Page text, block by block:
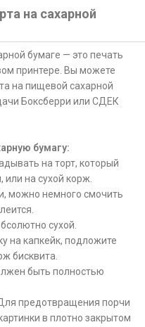
на сахарной
бумаге — это печать
принтере. Вы можете
на пищевой сахарной
Боксберри или СДЕК
бумагу:
на торт, который
на сухой корж.
можно немного смочить
сухой.
на капкейк, подложите
бисквита.
быть полностью
предотвращения порчи
в плотно закрытом